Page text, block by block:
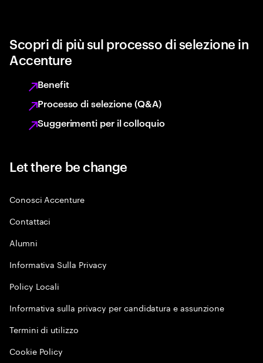
Scopri di più sul processo di selezione in
Accenture
Benefit
Processo di selezione (Q&A)
Suggerimenti per il colloquio
Let there be change
Conosci Accenture
Contattaci
Alumni
Informativa Sulla Privacy
Policy Locali
Informativa sulla privacy per candidatura e assunzione
Termini di utilizzo
Cookie Policy